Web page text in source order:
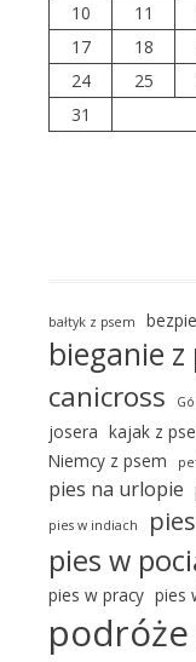
10
11
17
18
24
25
31
bałtyk z psem
bieganie z
canicross
josera kajak z
Niemcy z psem
pies na urlopie
pies w indiach
pies w
pies w pracy pies
podróże